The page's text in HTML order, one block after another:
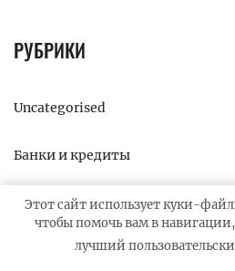
РУБРИКИ
Uncategorised
Банки и кредиты
Бизнес и инвестиции
Криптоиндустрия
Этот сайт использует куки-
чтобы помочь вам в
лучший